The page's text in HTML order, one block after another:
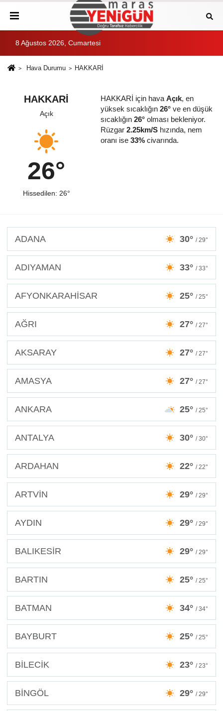
8 Ağustos 2026, Cumartesi
Hava Durumu HAKKARİ
HAKKARİ
Açık
26°
Hissedilen: 26°
HAKKARİ için hava Açık, en
yüksek sıcaklığın 26°ve en düşük
sıcaklığın 26°olması bekleniyor.
Rüzgar 2.25km/Shızında, nem
oranı ise 33%civarında.
ADANA 30° / 29°
ADIYAMAN 33° / 33°
AFYONKARAHİSAR 25° / 25°
AĞRI 27° / 27°
AKSARAY 27° / 27°
AMASYA 27° / 27°
ANKARA 25° / 25°
ANTALYA 30° / 30°
ARDAHAN 22° / 22°
ARTVİN 29° / 29°
AYDIN 29° / 29°
BALIKESİR 29° / 29°
BARTIN 25° / 25°
BATMAN 34° / 34°
BAYBURT 25° / 25°
BİLECİK 23° / 23°
BİNGÖL 29° / 29°